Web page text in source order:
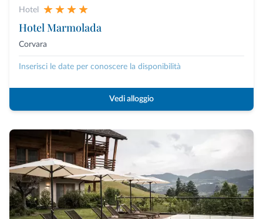
Hotel
Hotel Marmolada
Corvara
Inserisci le date per conoscere la disponibilità
Vedi alloggio